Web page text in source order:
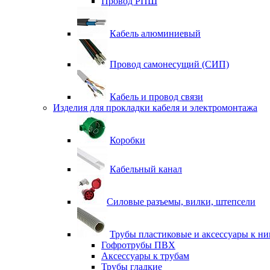
Кабель алюминиевый
Провод самонесущий (СИП)
Кабель и провод связи
Изделия для прокладки кабеля и электромонтажа
Коробки
Кабельный канал
Силовые разъемы, вилки, штепсели
Трубы пластиковые и аксессуары к
Гофротрубы ПВХ
Аксессуары к трубам
Трубы гладкие